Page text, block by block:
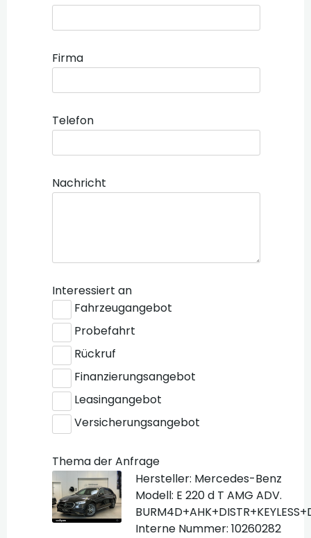
Firma
Telefon
Nachricht
Interessiert an
Fahrzeugangebot
Probefahrt
Rückruf
Finanzierungsangebot
Leasingangebot
Versicherungsangebot
Thema der Anfrage
Hersteller: Mercedes-Benz
Modell: E 220 d T AMG ADV.
Interne Nummer: 10260282